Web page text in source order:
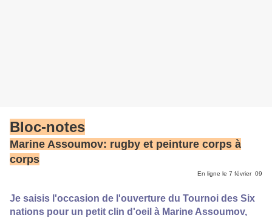
Bloc-notes
Marine Assoumov: rugby et peinture corps à
corps
En ligne le 7 février 09
Je saisis l'occasion de l'ouverture du Tournoi des Six
nations pour un petit clin d'oeil à Marine Assoumov,